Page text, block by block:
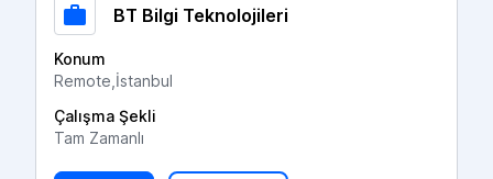
BT Bilgi Teknolojileri
Konum
Remote,İstanbul
Çalışma Şekli
Tam Zamanlı